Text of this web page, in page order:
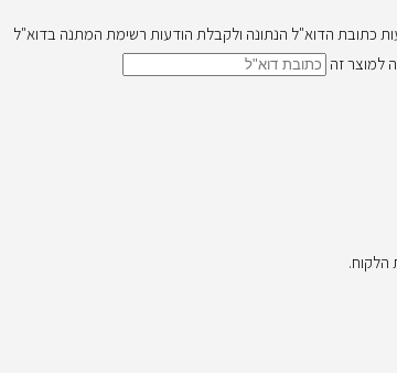
כתובת הדוא"ל הנתונה ולקבלת הודעות רשימת המתנה בדוא"ל
למוצר זה
הלקוח.